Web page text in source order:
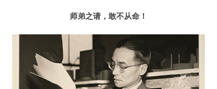
师弟之请，敢不从命！